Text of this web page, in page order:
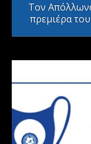
Τον
πρεμιέρα